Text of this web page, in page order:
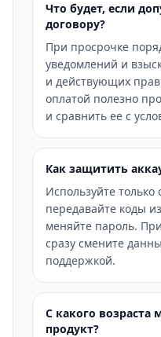
Что будет, если
договору?
При просрочке
уведомлений и
и действующих
оплатой полезно
и сравнить ее с
Как защитить
Используйте
передавайте коды
меняйте пароль.
сразу смените
поддержкой.
С какого
продукт?